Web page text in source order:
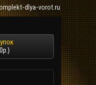
dlya-vorot.ru